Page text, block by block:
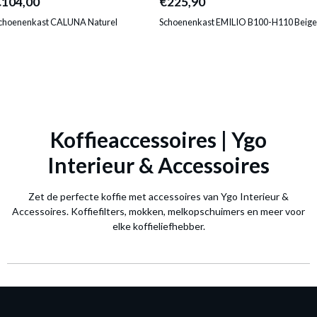
CALUNA Naturel Schoenenkast EMILIO B100-H110 Beige
Koffieaccessoires | Ygo
Interieur & Accessoires
Zet de perfecte koffie met accessoires van Ygo Interieur &
Accessoires. Koffiefilters, mokken, melkopschuimers en meer voor
elke koffieliefhebber.